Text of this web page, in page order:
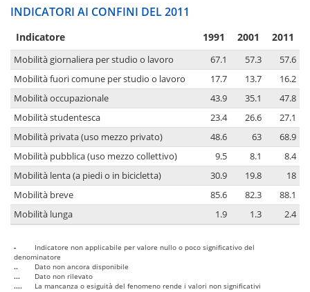
INDICATORI AI CONFINI DEL 2011
Indicatore 1991 2001 2011
Mobilità giornaliera per studio o lavoro 67.1 57.3
57.6
Mobilità fuori comune per studio o lavoro
17.7 13.7
16.2
Mobilità occupazionale
43.9 35.1
47.8
Mobilità studentesca
23.4 26.6
27.1
Mobilità privata (uso mezzo privato)
48.6 63
68.9
Mobilità pubblica (uso mezzo collettivo)
9.5 8.1
8.4
Mobilità lenta (a piedi o in bicicletta)
30.9 19.8
18
Mobilità breve
85.6 82.3
88.1
Mobilità lunga
1.9 1.3 2.4
-
Indicatore non applicabile per valore nullo o poco significativo del
denominatore
..
Dato non ancora disponibile
...
Dato non rilevato
....
La mancanza o esiguità del fenomeno rende i valori non significativi